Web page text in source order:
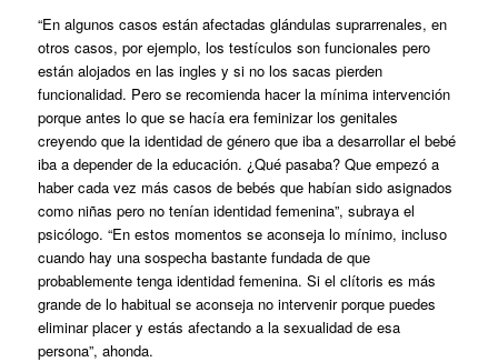
“En algunos casos están afectadas glándulas suprarrenales, en
otros casos, por ejemplo, los testículos son funcionales pero
están alojados en las ingles y si no los sacas pierden
funcionalidad. Pero se recomienda hacer la mínima intervención
porque antes lo que se hacía era feminizar los genitales
creyendo que la identidad de género que iba a desarrollar el bebé
iba a depender de la educación. ¿Qué pasaba? Que empezó a
haber cada vez más casos de bebés que habían sido asignados
como niñas pero no tenían identidad femenina”, subraya el
psicólogo. “En estos momentos se aconseja lo mínimo, incluso
cuando hay una sospecha bastante fundada de que
probablemente tenga identidad femenina. Si el clítoris es más
grande de lo habitual se aconseja no intervenir porque puedes
eliminar placer y estás afectando a la sexualidad de esa
persona”, ahonda.